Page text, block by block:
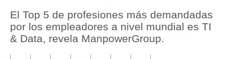
Finanzas Personales
El Top 5 de profesiones más demandadas
por los empleadores a nivel mundial es TI
& Data, revela ManpowerGroup.